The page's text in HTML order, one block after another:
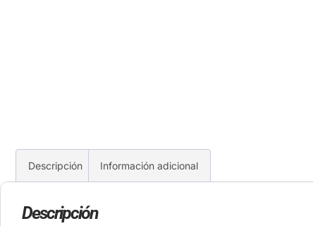
Descripción Información adicional
Descripción